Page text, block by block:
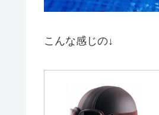
こんな感じの↓